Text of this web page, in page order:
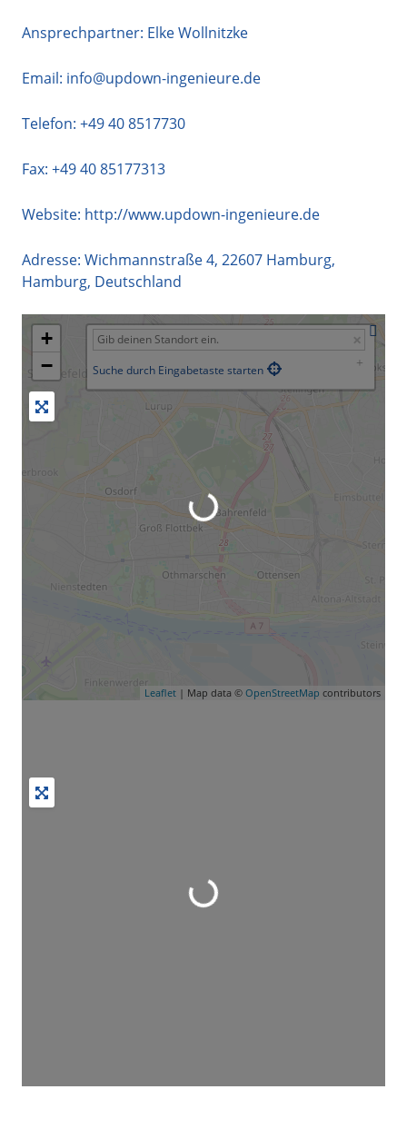
Ansprechpartner: Elke Wollnitzke
Email: info@updown-ingenieure.de
Telefon: +49 40 8517730
Fax: +49 40 85177313
Website: http://www.updown-ingenieure.de
Adresse: Wichmannstraße 4, 22607 Hamburg,
Hamburg, Deutschland
+
−
Suche durch Eingabetaste starten
Leaflet | Map data © OpenStreetMap contributors
Wird geladen …